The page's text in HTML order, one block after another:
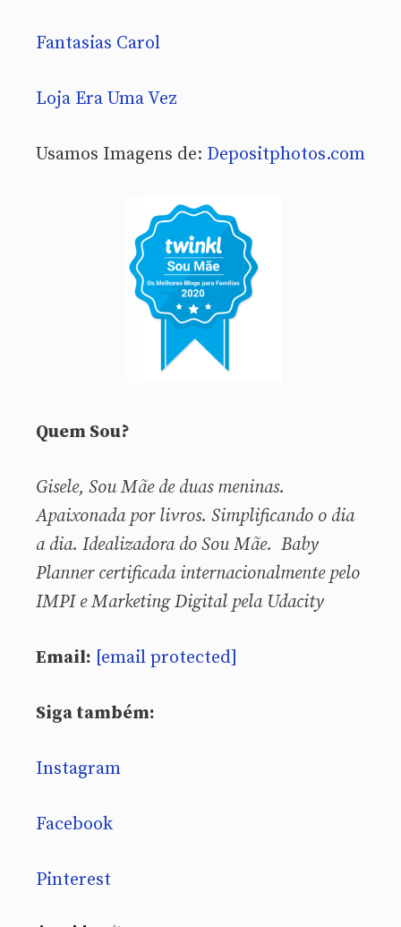
Fantasias Carol
Loja Era Uma Vez
Usamos Imagens de: Depositphotos.com
Quem Sou?
Gisele, Sou Mãe de duas meninas.
Apaixonada por livros. Simplificando o dia
a dia. Idealizadora do Sou Mãe. Baby
Planner certificada internacionalmente pelo
IMPI e Marketing Digital pela Udacity
Email: [email protected]
Siga também:
Instagram
Facebook
Pinterest